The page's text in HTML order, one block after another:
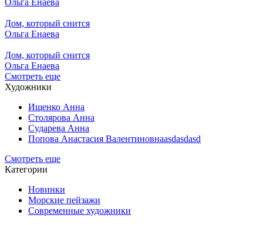
Ольга Енаева
Дом, который снится
Ольга Енаева
Дом, который снится
Ольга Енаева
Смотреть еще
Художники
Ищенко Анна
Столярова Анна
Сударева Анна
Попова Анастасия Валентиновнаasdasdasd
Смотреть еще
Категории
Новинки
Морские пейзажи
Современные художники